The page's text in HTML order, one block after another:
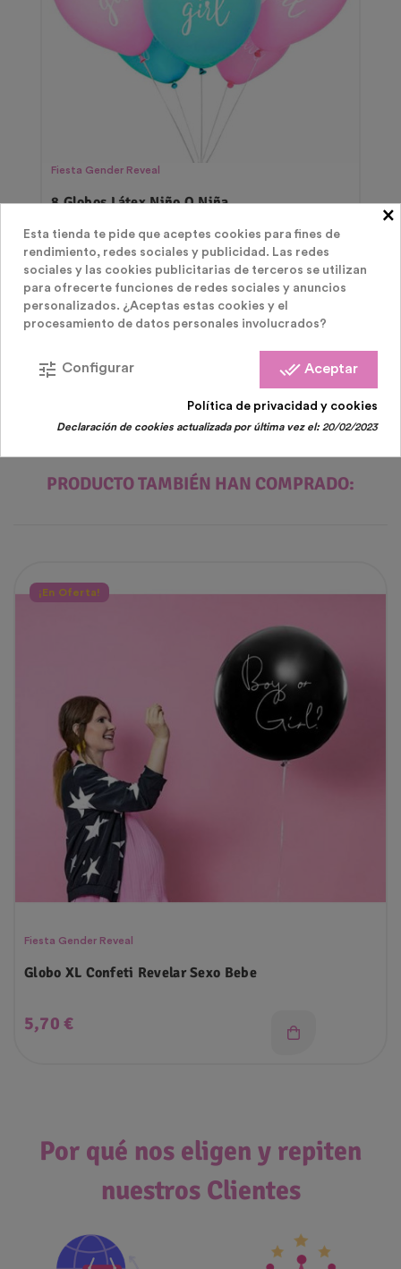
Fiesta Gender Reveal
8 Globos Látex Niño O Niña
Precio
4,45 €
LOS CLIENTES QUE COMPRARON ESTE
PRODUCTO TAMBIÉN HAN COMPRADO:
¡En Oferta!
Fiesta Gender Reveal
Globo XL Confeti Revelar Sexo Bebe
Precio
5,70 €
Por qué nos eligen y repiten
nuestros Clientes
×
Esta tienda te pide que aceptes cookies para fines de
rendimiento, redes sociales y publicidad. Las redes
sociales y las cookies publicitarias de terceros se utilizan
para ofrecerte funciones de redes sociales y anuncios
personalizados. ¿Aceptas estas cookies y el
procesamiento de datos personales involucrados?
done_all Aceptar
tune Configurar
Política de privacidad y cookies
Declaración de cookies actualizada por última vez el:20/02/2023